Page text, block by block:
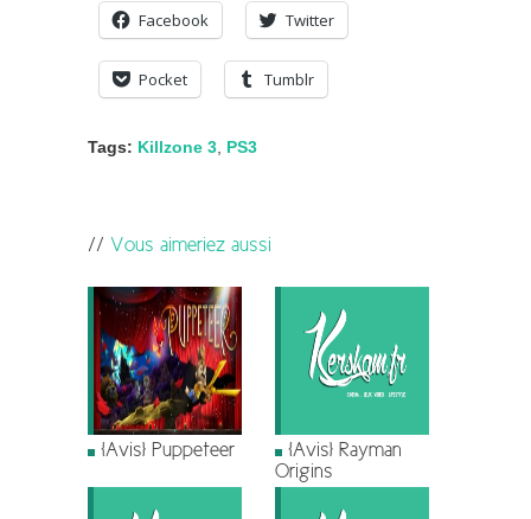
Facebook Twitter
Pocket Tumblr
Tags: Killzone 3, PS3
Vous aimeriez aussi
[Avis] Puppeteer
[Avis] Rayman
Origins